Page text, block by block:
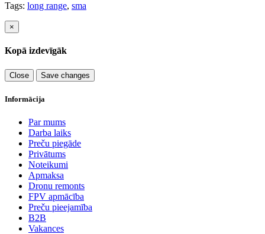
Tags: long range, sma
×
Kopā izdevīgāk
Close Save changes
Informācija
Par mums
Darba laiks
Preču piegāde
Privātums
Noteikumi
Apmaksa
Dronu remonts
FPV apmācība
Preču pieejamība
B2B
Vakances